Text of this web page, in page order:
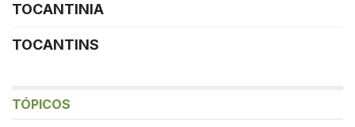
TOCANTINIA
TOCANTINS
TÓPICOS